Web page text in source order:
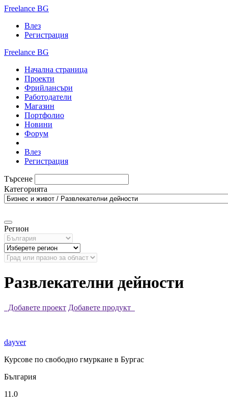
Freelance BG
Влез
Регистрация
Freelance BG
Начална страница
Проекти
Фрийлансъри
Работодатели
Магазин
Портфолио
Новини
Форум
Влез
Регистрация
Търсене
Категорията
Регион
Развлекателни дейности
Добавете проект Добавете продукт
dayver
Курсове по свободно гмуркане в Бургас
България
11.0